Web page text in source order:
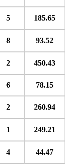
5 185.65
8 93.52
2 450.43
6 78.15
2 260.94
1 249.21
4
44.47